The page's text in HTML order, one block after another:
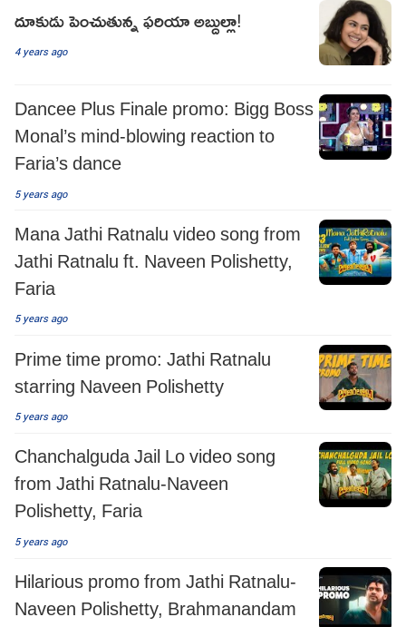
దూకుడు పెంచుతున్న ఫరియా అబ్దుల్లా!
4 years ago
Dancee Plus Finale promo: Bigg Boss
Monal’s mind-blowing reaction to
Faria’s dance
5 years ago
Mana Jathi Ratnalu video song from
Jathi Ratnalu ft. Naveen Polishetty,
Faria
5 years ago
Prime time promo: Jathi Ratnalu
starring Naveen Polishetty
5 years ago
Chanchalguda Jail Lo video song
from Jathi Ratnalu-Naveen
Polishetty, Faria
5 years ago
Hilarious promo from Jathi Ratnalu-
Naveen Polishetty, Brahmanandam